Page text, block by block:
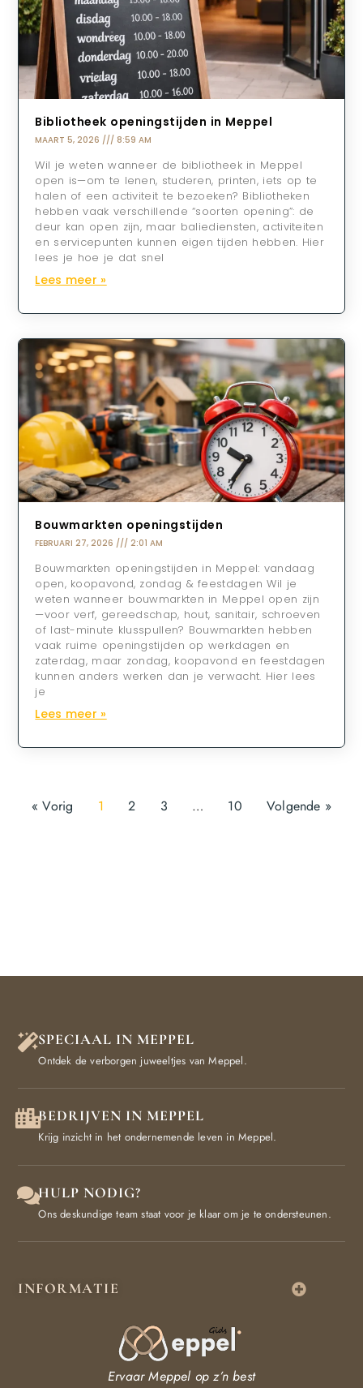
Bibliotheek openingstijden in Meppel
MAART 5, 2026 8:59 AM
Wil je weten wanneer de bibliotheek in Meppel
open is—om te lenen, studeren, printen, iets op te
halen of een activiteit te bezoeken? Bibliotheken
hebben vaak verschillende “soorten opening”: de
deur kan open zijn, maar baliediensten, activiteiten
en servicepunten kunnen eigen tijden hebben. Hier
lees je hoe je dat snel
Lees meer »
Bouwmarkten openingstijden
FEBRUARI 27, 2026 2:01 AM
Bouwmarkten openingstijden in Meppel: vandaag
open, koopavond, zondag & feestdagen Wil je
weten wanneer bouwmarkten in Meppel open zijn
—voor verf, gereedschap, hout, sanitair, schroeven
of last-minute klusspullen? Bouwmarkten hebben
vaak ruime openingstijden op werkdagen en
zaterdag, maar zondag, koopavond en feestdagen
kunnen anders werken dan je verwacht. Hier lees
je
Lees meer »
« Vorig 1 2 3 … 10 Volgende »
SPECIAAL IN MEPPEL
Ontdek de verborgen juweeltjes van Meppel.
BEDRIJVEN IN MEPPEL
Krijg inzicht in het ondernemende leven in Meppel.
HULP NODIG?
Ons deskundige team staat voor je klaar om je te ondersteunen.
INFORMATIE
Ervaar Meppel op z’n best